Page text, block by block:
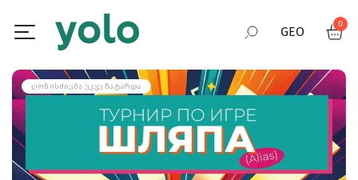
GEO
RUS
0
ᲦᲝᲜᲘᲡᲫᲘᲔᲑᲐ ᲣᲙᲕᲔ ᲩᲐᲢᲐᲠᲓᲐ